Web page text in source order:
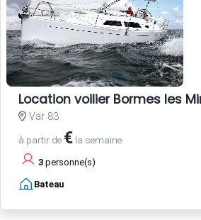
Location voilier Bormes les
Var 83
à partir de € la semaine
3 personne(s)
Bateau